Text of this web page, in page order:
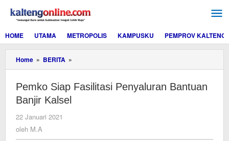
konten
HOME
UTAMA METROPOLIS KAMPUSKU PEMPROV KALTENG
Home » BERITA »
Siap
Penyaluran
Pemko Siap Fasilitasi Penyaluran Bantuan
Banjir Kalsel
22 Januari 2021
oleh M.A